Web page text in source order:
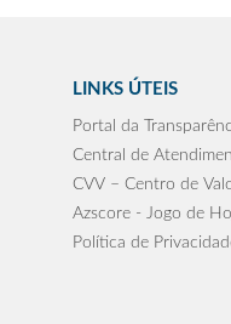
LINKS ÚTEIS
Portal da
Central de
CVV – Centro de
Azscore - Jogo de
Política de